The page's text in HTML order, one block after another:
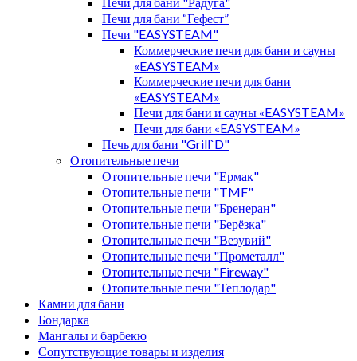
Печи для бани “Гефест”
Печи "EASYSTEAM"
Коммерческие печи для бани и сауны
«EASYSTEAM»
Коммерческие печи для бани
«EASYSTEAM»
Печи для бани и сауны «EASYSTEAM»
Печи для бани «EASYSTEAM»
Печь для бани "Grill`D"
Отопительные печи
Отопительные печи "Ермак"
Отопительные печи "TMF"
Отопительные печи "Бренеран"
Отопительные печи "Берёзка"
Отопительные печи "Везувий"
Отопительные печи "Прометалл"
Отопительные печи "Fireway"
Отопительные печи "Теплодар"
Камни для бани
Бондарка
Мангалы и барбекю
Сопутствующие товары и изделия